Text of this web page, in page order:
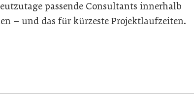
passende Consultants innerhalb
– und das für kürzeste Projektlaufzeiten.